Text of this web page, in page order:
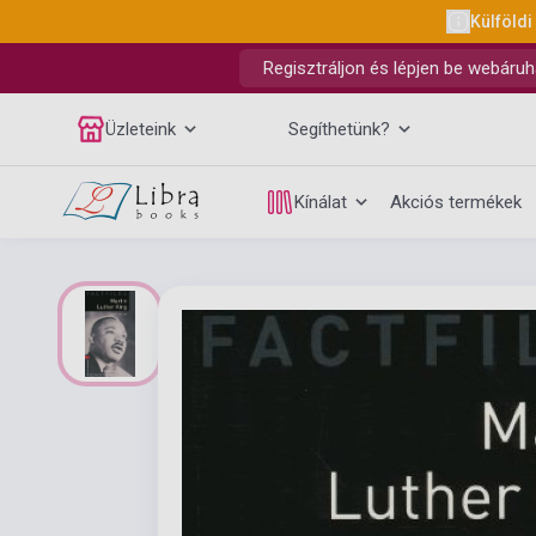
Külföldi
Regisztráljon és lépjen be
Üzleteink Segíthetünk?
Kínálat Akciós termékek